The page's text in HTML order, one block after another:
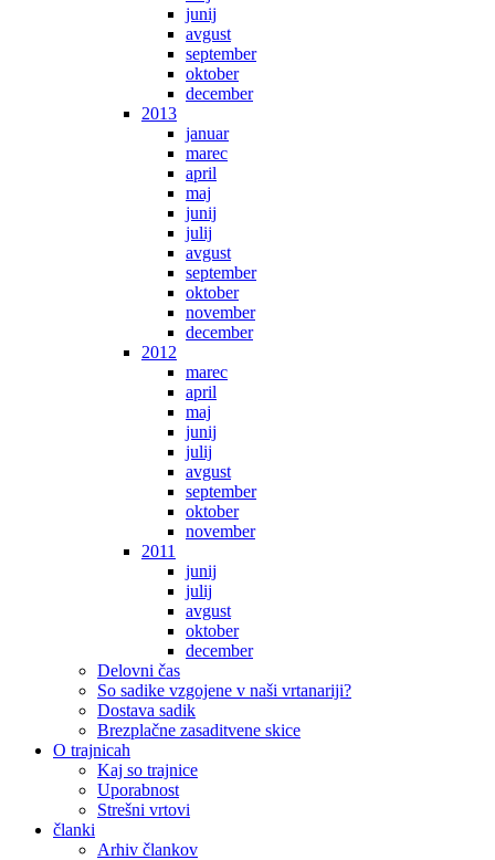
junij
avgust
september
oktober
december
2013
januar
marec
april
maj
junij
julij
avgust
september
oktober
november
december
2012
marec
april
maj
junij
julij
avgust
september
oktober
november
2011
junij
julij
avgust
oktober
december
Delovni čas
So sadike vzgojene v naši vrtanariji?
Dostava sadik
Brezplačne zasaditvene skice
O trajnicah
Kaj so trajnice
Uporabnost
Strešni vrtovi
članki
Arhiv člankov